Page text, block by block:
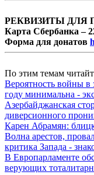
РЕКВИЗИТЫ ДЛЯ
Карта Сбербанка –
Форма для донатов
По этим темам
Вероятность войны в
году минимальна -
Азербайджанская
диверсионного
Карен Абрамян:
Волна арестов,
критика Запада -
В Европарламенте
верующих